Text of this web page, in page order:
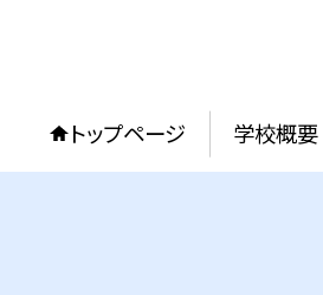
トップページ 学校概要